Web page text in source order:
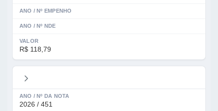
ANO / Nº EMPENHO
ANO / Nº NDE
VALOR
R$ 118,79
ANO / Nº DA NOTA
2026 / 451